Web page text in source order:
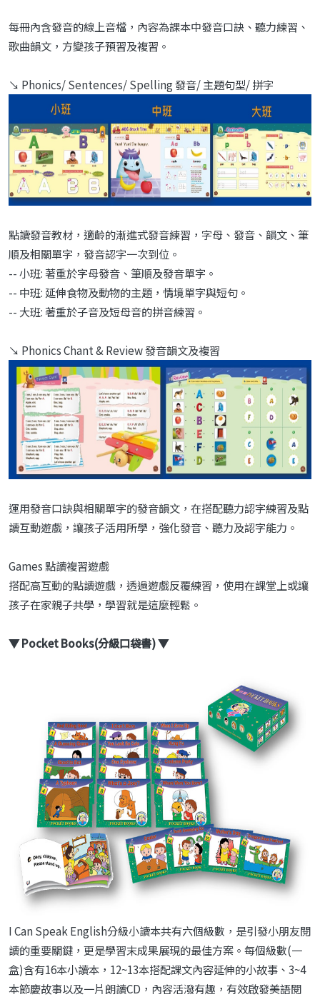
每冊內含發音的線上音檔，內容為課本中發音口訣、聽力練習、
歌曲韻文，方變孩子預習及複習。
↘ Phonics/ Sentences/ Spelling 發音/ 主題句型/ 拼字
點讀發音教材，適齡的漸進式發音練習，字母、發音、韻文、筆
順及相關單字，發音認字一次到位。
-- 小班: 著重於字母發音、筆順及發音單字。
-- 中班: 延伸食物及動物的主題，情境單字與短句。
-- 大班: 著重於子音及短母音的拼音練習。
↘ Phonics Chant & Review 發音韻文及複習
運用發音口訣與相關單字的發音韻文，在搭配聽力認字練習及點
讀互動遊戲，讓孩子活用所學，強化發音、聽力及認字能力。
Games 點讀複習遊戲
搭配高互動的點讀遊戲，透過遊戲反覆練習，使用在課堂上或讓
孩子在家親子共學，學習就是這麼輕鬆。
▼ Pocket Books(分級口袋書) ▼
I Can Speak English分級小讀本共有六個級數，是引發小朋友閱
讀的重要關鍵，更是學習末成果展現的最佳方案。每個級數(一
盒)含有16本小讀本，12~13本搭配課文內容延伸的小故事、3~4
本節慶故事以及一片朗讀CD，內容活潑有趣，有效啟發美語閱